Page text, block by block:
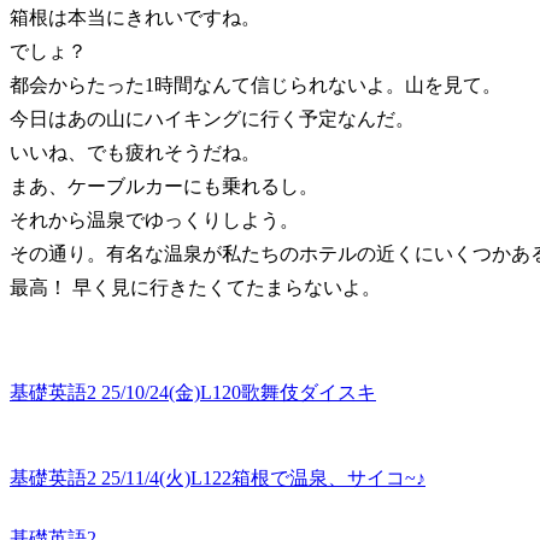
箱根は本当にきれいですね。
でしょ？
都会からたった1時間なんて信じられないよ。山を見て。
今日はあの山にハイキングに行く予定なんだ。
いいね、でも疲れそうだね。
まあ、ケーブルカーにも乗れるし。
それから温泉でゆっくりしよう。
その通り。有名な温泉が私たちのホテルの近くにいくつかあ
最高！ 早く見に行きたくてたまらないよ。
基礎英語2 25/10/24(金)L120歌舞伎ダイスキ
基礎英語2 25/11/4(火)L122箱根で温泉、サイコ~♪